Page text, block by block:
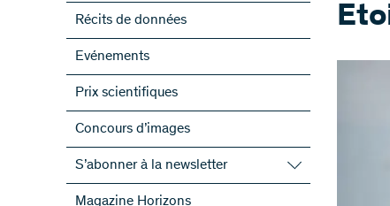
Récits de données
Evénements
Prix scientifiques
Concours d’images
S’abonner à la newsletter
S’abonner à la newsletter du FNS
Magazine Horizons